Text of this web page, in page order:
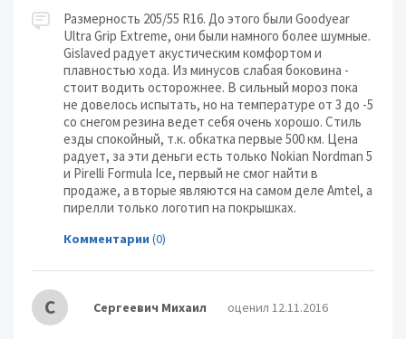
Размерность 205/55 R16. До этого были Goodyear
Ultra Grip Extreme, они были намного более шумные.
Gislaved радует акустическим комфортом и
плавностью хода. Из минусов слабая боковина -
стоит водить осторожнее. В сильный мороз пока
не довелось испытать, но на температуре от 3 до -5
со снегом резина ведет себя очень хорошо. Стиль
езды спокойный, т.к. обкатка первые 500 км. Цена
радует, за эти деньги есть только Nokian Nordman 5
и Pirelli Formula Ice, первый не смог найти в
продаже, а вторые являются на самом деле Amtel, а
пирелли только логотип на покрышках.
Комментарии (0)
С Сергеевич Михаил оценил 12.11.2016